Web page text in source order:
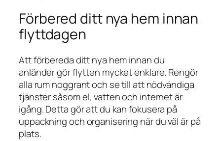
Förbered ditt nya hem innan
flyttdagen
Att förbereda ditt nya hem innan du
anländer gör flytten mycket enklare. Rengör
alla rum noggrant och se till att nödvändiga
tjänster såsom el, vatten och internet är
igång. Detta gör att du kan fokusera på
uppackning och organisering när du väl är på
plats.